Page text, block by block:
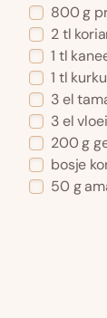
800 g
2 tl
1 tl
1 tl
3 el
3 el
200 g
bosje
50 g